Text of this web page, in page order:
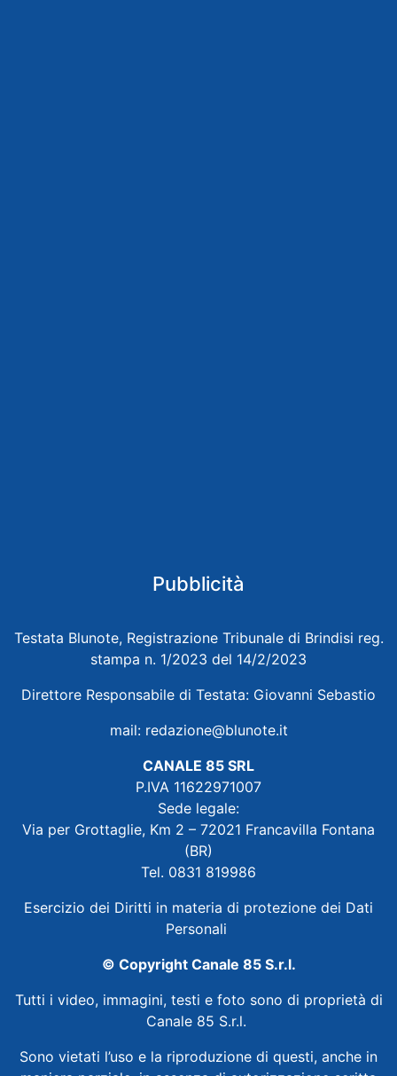
Pubblicità
Testata Blunote, Registrazione Tribunale di Brindisi reg.
stampa n. 1/2023 del 14/2/2023
Direttore Responsabile di Testata: Giovanni Sebastio
mail: redazione@blunote.it
CANALE 85 SRL
P.IVA 11622971007
Sede legale:
Via per Grottaglie, Km 2 – 72021 Francavilla Fontana
(BR)
Tel. 0831 819986
Esercizio dei Diritti in materia di protezione dei Dati
Personali
© Copyright Canale 85 S.r.l.
Tutti i video, immagini, testi e foto sono di proprietà di
Canale 85 S.r.l.
Sono vietati l’uso e la riproduzione di questi, anche in